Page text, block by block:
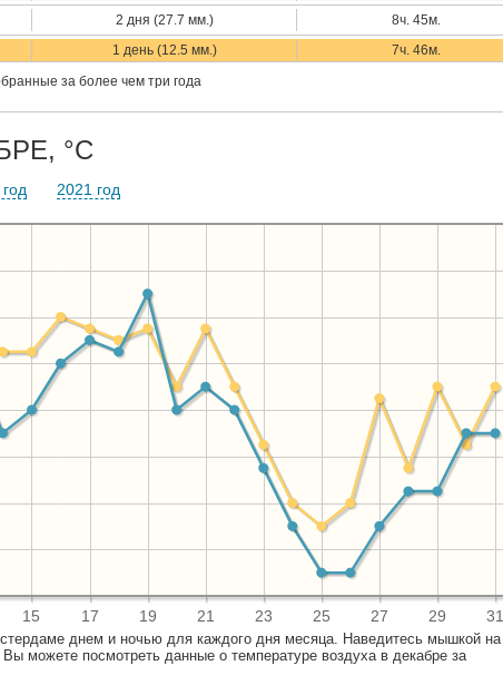
2 дня (27.7 мм.)
8ч. 45м.
1 день (12.5 мм.)
7ч. 46м.
за более чем три года
°C
2021 год
15 17 19 21 23 25 27 29 31
днем и ночью для каждого дня месяца. Наведитесь мышкой на
можете посмотреть данные о температуре воздуха в декабре за